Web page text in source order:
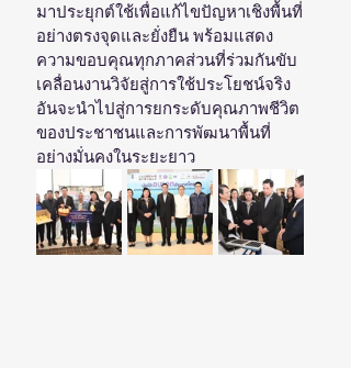
มาประยุกต์ใช้เพื่อแก้ไขปัญหาเชิงพื้นที่
อย่างตรงจุดและยั่งยืน พร้อมแสดง
ความขอบคุณทุกภาคส่วนที่ร่วมกันขับ
เคลื่อนงานวิจัยสู่การใช้ประโยชน์จริง
อันจะนำไปสู่การยกระดับคุณภาพชีวิต
ของประชาชนและการพัฒนาพื้นที่
อย่างมั่นคงในระยะยาว